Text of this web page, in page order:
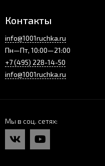
Контакты
info@1001ruchka.ru
Пн—Пт, 10:00—21:00
+7 (495) 228-14-50
info@1001ruchka.ru
Мы в соц. сетях